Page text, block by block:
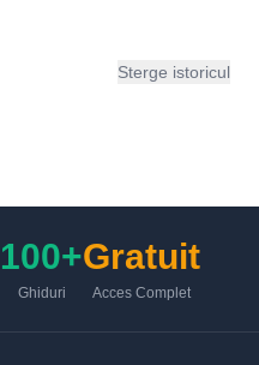
Sterge istoricul
100+
Ghiduri
Gratuit
Acces Complet